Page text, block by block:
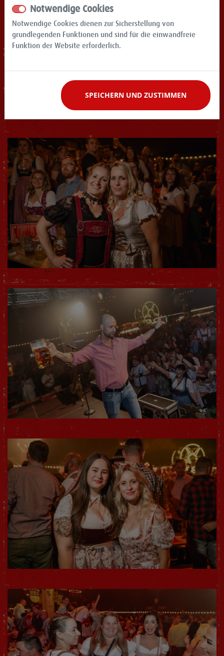
Notwendige Cookies
Notwendige Cookies dienen zur Sicherstellung von
grundlegenden Funktionen und sind für die einwandfreie
Funktion der Website erforderlich.
SPEICHERN UND ZUSTIMMEN